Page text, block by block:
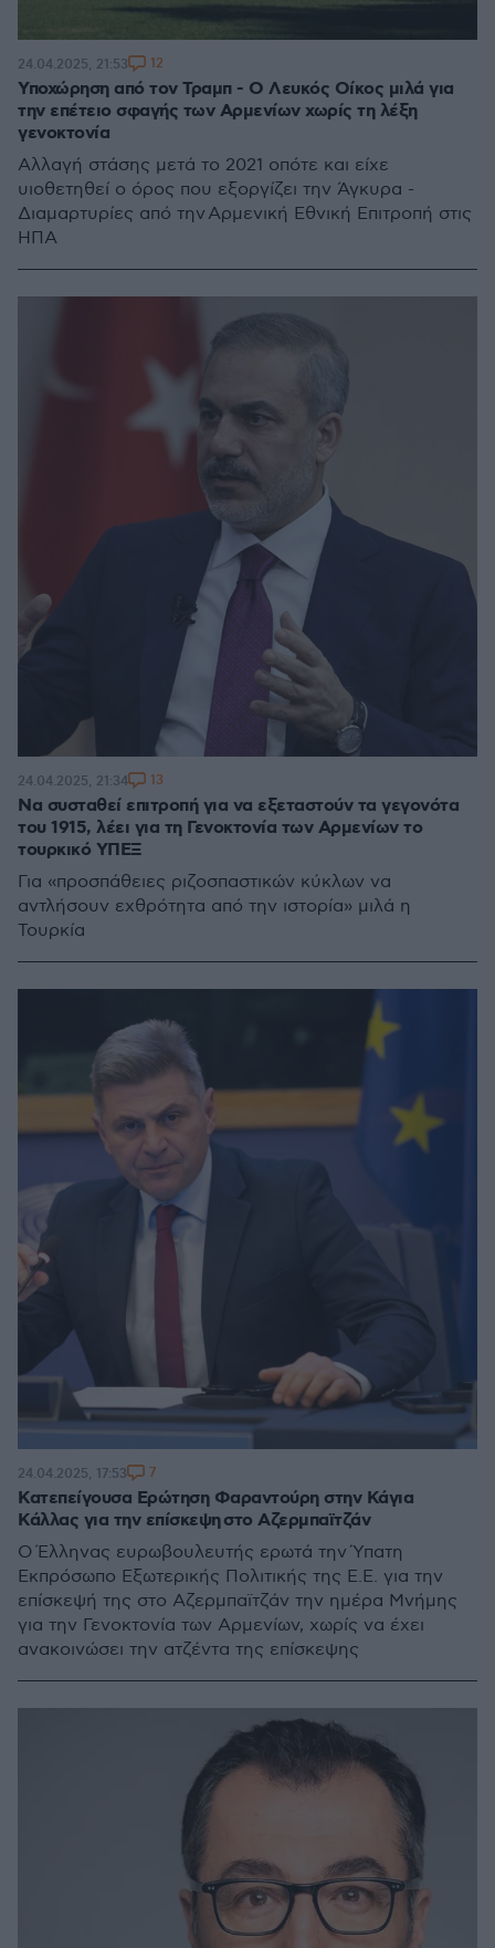
Υποχώρηση από τον Τραμπ - Ο Λευκός Οίκος μιλά για
την επέτειο σφαγής των Αρμενίων χωρίς τη λέξη
γενοκτονία
Αλλαγή στάσης μετά το 2021 οπότε και είχε
υιοθετηθεί ο όρος που εξοργίζει την Άγκυρα -
Διαμαρτυρίες από την Αρμενική Εθνική Επιτροπή στις
ΗΠΑ
24.04.2025, 21:53 12
Να συσταθεί επιτροπή για να εξεταστούν τα γεγονότα
του 1915, λέει για τη Γενοκτονία των Αρμενίων το
τουρκικό ΥΠΕΞ
Για «προσπάθειες ριζοσπαστικών κύκλων να
αντλήσουν εχθρότητα από την ιστορία» μιλά η
Τουρκία
24.04.2025, 21:34 13
Κατεπείγουσα Ερώτηση Φαραντούρη στην Κάγια
Κάλλας για την επίσκεψη στο Αζερμπαϊτζάν
Ο Έλληνας ευρωβουλευτής ερωτά την Ύπατη
Εκπρόσωπο Εξωτερικής Πολιτικής της Ε.Ε. για την
επίσκεψή της στο Αζερμπαϊτζάν την ημέρα Μνήμης
για την Γενοκτονία των Αρμενίων, χωρίς να έχει
ανακοινώσει την ατζέντα της επίσκεψης
24.04.2025, 17:53 7